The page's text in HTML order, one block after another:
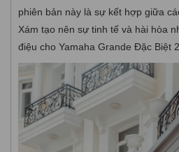
phiên bản này là sự kết hợp giữa
Xám tạo nên sự tinh tế và hài hòa
điệu cho Yamaha Grande Đặc Biệt